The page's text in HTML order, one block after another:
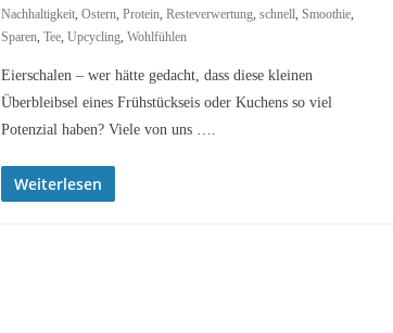
Nachhaltigkeit, Ostern, Protein, Resteverwertung, schnell, Smoothie,
Sparen, Tee, Upcycling, Wohlfühlen
Eierschalen – wer hätte gedacht, dass diese kleinen
Überbleibsel eines Frühstückseis oder Kuchens so viel
Potenzial haben? Viele von uns ….
Weiterlesen